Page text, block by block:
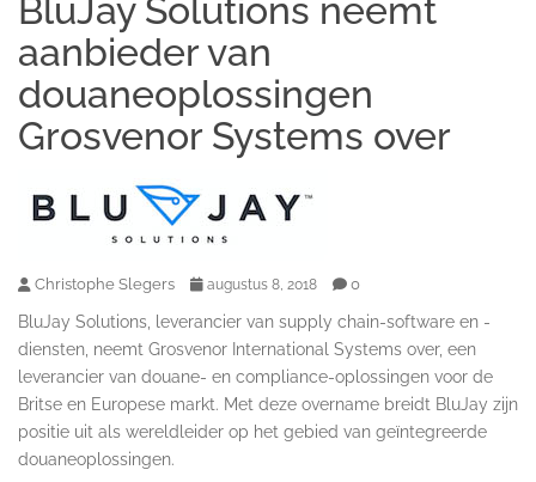
BluJay Solutions neemt
aanbieder van
douaneoplossingen
Grosvenor Systems over
Christophe Slegers augustus 8, 2018 0
BluJay Solutions, leverancier van supply chain-software en -
diensten, neemt Grosvenor International Systems over, een
leverancier van douane- en compliance-oplossingen voor de
Britse en Europese markt. Met deze overname breidt BluJay zijn
positie uit als wereldleider op het gebied van geïntegreerde
douaneoplossingen.